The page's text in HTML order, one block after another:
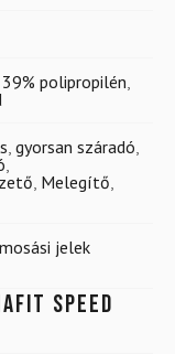
39% polipropilén,
, gyorsan száradó,
,
, Melegítő,
jelek
Speed